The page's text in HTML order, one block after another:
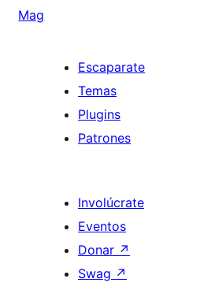
Mag
Escaparate
Temas
Plugins
Patrones
Involúcrate
Eventos
Donar ↗
Swag ↗